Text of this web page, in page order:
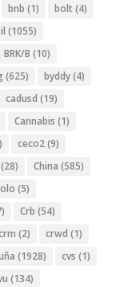
bnb (1) bolt (4)
(1055)
BRK/B (10)
(625) byddy(4)
cadusd (19)
Cannabis (1)
ceco2(9)
(28) China (585)
(5)
Crb (54)
(2) crwd (1)
(1928) cvs (1)
(134)